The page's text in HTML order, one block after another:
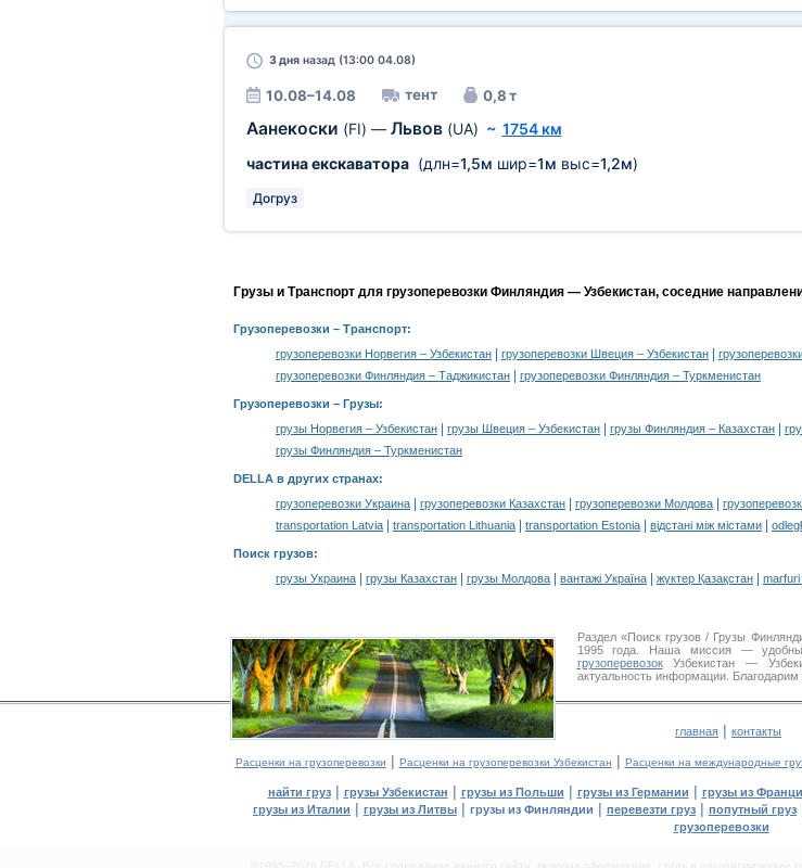
3 дняназад (13:00 04.08)
10.08–14.08 тент 0,8 т
Аанекоски (FI) — Львов (UA) ~ 1754 км
частина екскаватора(длн=1,5м шир=1м выс=1,2м)
Догруз
Грузы и Транспорт для грузоперевозки Финляндия — Узбекистан, соседние
Грузоперевозки – Транспорт:
грузоперевозки Норвегия – Узбекистан
грузоперевозки Швеция – Узбекистан
грузоперевозки Финляндия – Таджикистан грузоперевозки Финляндия – Туркменистан
Грузоперевозки – Грузы:
грузы Норвегия – Узбекистан
грузы Швеция – Узбекистан грузы Финляндия – Казахстан
грузы Финляндия – Туркменистан
DELLA в других странах:
грузоперевозки Украина
грузоперевозки Казахстан грузоперевозки Молдова
transportation Latvia transportation Lithuania transportation Estonia відстані між містами
Поиск грузов:
грузы Украина
грузы Казахстан грузы Молдова вантажі Україна жүктер Қазақстан
Раздел «Поиск грузов / Грузы
1995 года. Наша миссия —
грузоперевозокУзбекистан —
актуальность информации.
главная | контакты
Расценки на грузоперевозки | Расценки на грузоперевозки Узбекистан | Расценки на международные
найти груз| грузы Узбекистан | грузы из Польши | грузы из Германии | грузы из
грузы из Италии | грузы из Литвы | грузы из Финляндии | перевезти груз | попутный груз
грузоперевозки
©1995–2026 DELLA. Все содержание данного сайта, включая оформление, стиль и алгоритмические